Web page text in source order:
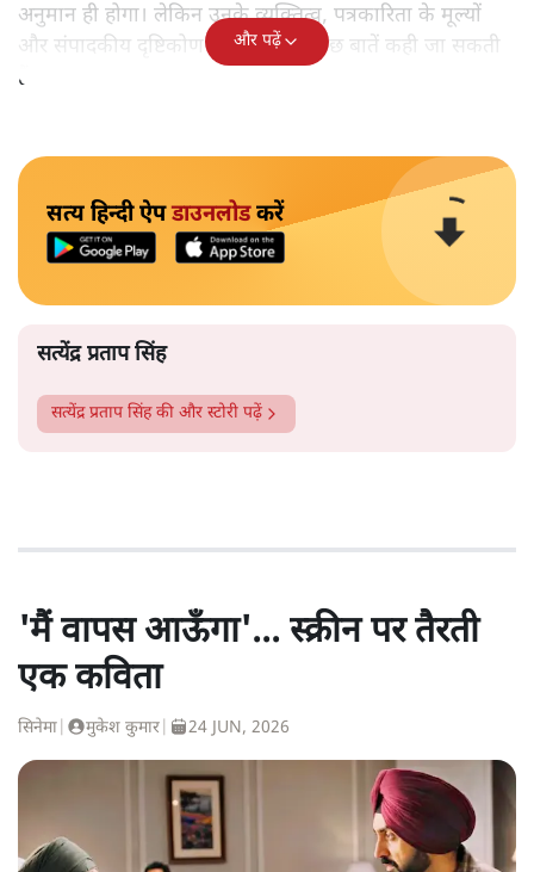
अनुमान ही होगा। लेकिन उनके व्यक्तित्व, पत्रकारिता के मूल्यों
और संपादकीय दृष्टिकोण को देखते हुए कुछ बातें कही जा सकती
हैं।
और पढ़ें
सत्य हिन्दी ऐपडाउनलोडकरें
सत्येंद्र प्रताप सिंह
सत्येंद्र प्रताप सिंहकी और स्टोरी पढ़ें
'मैं वापस आऊँगा'... स्क्रीन पर तैरती
एक कविता
सिनेमा मुकेश कुमार 24 JUN, 2026